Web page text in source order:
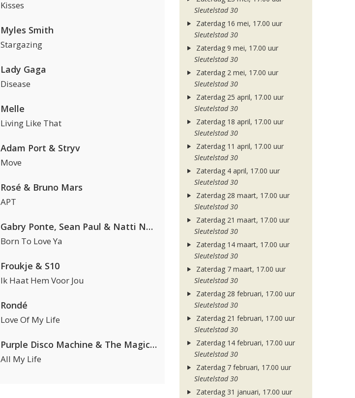
Kisses
Myles Smith
Stargazing
Lady Gaga
Disease
Melle
Living Like That
Adam Port & Stryv
Move
Rosé & Bruno Mars
APT
Gabry Ponte, Sean Paul & Natti Natasha
Born To Love Ya
Froukje & S10
Ik Haat Hem Voor Jou
Rondé
Love Of My Life
Purple Disco Machine & The Magician
All My Life
Sleutelstad 30
Zaterdag 16 mei, 17.00 uur
Sleutelstad 30
Zaterdag 9 mei, 17.00 uur
Sleutelstad 30
Zaterdag 2 mei, 17.00 uur
Sleutelstad 30
Zaterdag 25 april, 17.00 uur
Sleutelstad 30
Zaterdag 18 april, 17.00 uur
Sleutelstad 30
Zaterdag 11 april, 17.00 uur
Sleutelstad 30
Zaterdag 4 april, 17.00 uur
Sleutelstad 30
Zaterdag 28 maart, 17.00 uur
Sleutelstad 30
Zaterdag 21 maart, 17.00 uur
Sleutelstad 30
Zaterdag 14 maart, 17.00 uur
Sleutelstad 30
Zaterdag 7 maart, 17.00 uur
Sleutelstad 30
Zaterdag 28 februari, 17.00 uur
Sleutelstad 30
Zaterdag 21 februari, 17.00 uur
Sleutelstad 30
Zaterdag 14 februari, 17.00 uur
Sleutelstad 30
Zaterdag 7 februari, 17.00 uur
Sleutelstad 30
Zaterdag 31 januari, 17.00 uur